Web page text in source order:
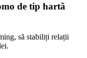
de tip hartă
să stabiliți relații